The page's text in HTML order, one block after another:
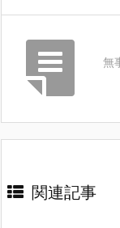
無
関連記事